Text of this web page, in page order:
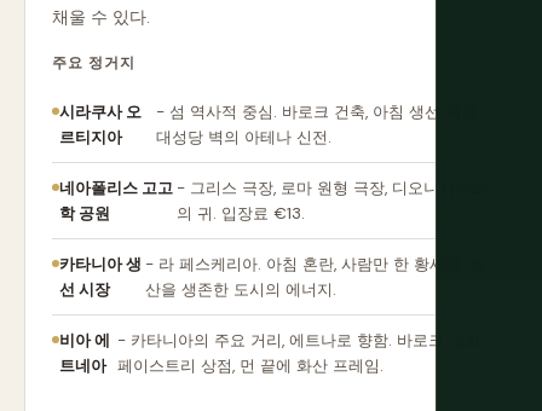
채울 수 있다.
주요 정거지
시라쿠사 오
르티지아
- 섬 역사적 중심. 바로크 건축, 아침 생선 시장,
대성당 벽의 아테나 신전.
네아폴리스 고고
학 공원
- 그리스 극장, 로마 원형 극장, 디오니시우스
의 귀. 입장료 €13.
카타니아 생
선 시장
- 라 페스케리아. 아침 혼란, 사람만 한 황새치, 화
산을 생존한 도시의 에너지.
비아 에
트네아
- 카타니아의 주요 거리, 에트나로 향함. 바로크 교회,
페이스트리 상점, 먼 끝에 화산 프레임.